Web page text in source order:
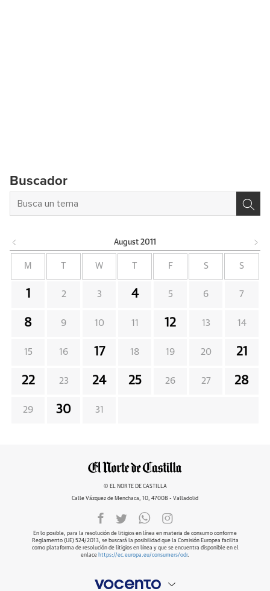
Buscador
August 2011
M W F S S
1 2 3 4 5 6 7
8 9 10 11 12 13 14
15 16 17 18 19 20 21
22 23 24 25 26 27 28
29 30 31
© EL NORTE DE CASTILLA
Calle Vázquez de Menchaca, 10, 47008 - Valladolid
En lo posible, para la resolución de litigios en línea en materia de consumo conforme
Reglamento (UE) 524/2013, se buscará la posibilidad que la Comisión Europea facilita
como plataforma de resolución de litigios en línea y que se encuentra disponible en el
enlace https://ec.europa.eu/consumers/odr.